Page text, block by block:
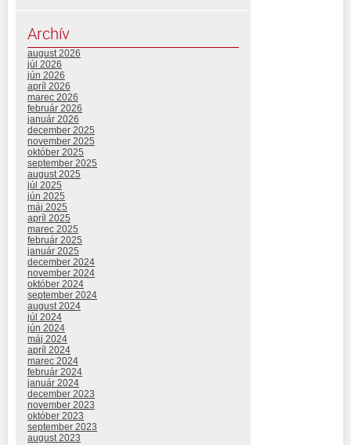
Archív
august 2026
júl 2026
jún 2026
apríl 2026
marec 2026
február 2026
január 2026
december 2025
november 2025
október 2025
september 2025
august 2025
júl 2025
jún 2025
máj 2025
apríl 2025
marec 2025
február 2025
január 2025
december 2024
november 2024
október 2024
september 2024
august 2024
júl 2024
jún 2024
máj 2024
apríl 2024
marec 2024
február 2024
január 2024
december 2023
november 2023
október 2023
september 2023
august 2023